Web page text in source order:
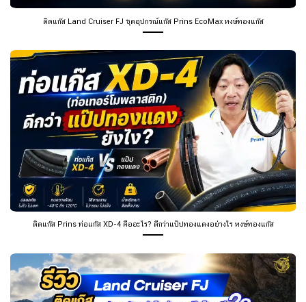
ติดแก๊ส Land Cruiser FJ ชุดอุปกรณ์แก๊ส Prins EcoMax หงษ์ทองแก๊ส
ติดแก๊ส Prins ท่อแก๊ส XD-4 คืออะไร? ดีกว่าแป๊ปทองแดงอย่างไร หงษ์ทองแก๊ส